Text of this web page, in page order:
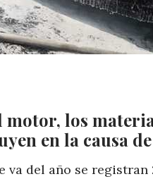
los
en la causa
va del año se registran